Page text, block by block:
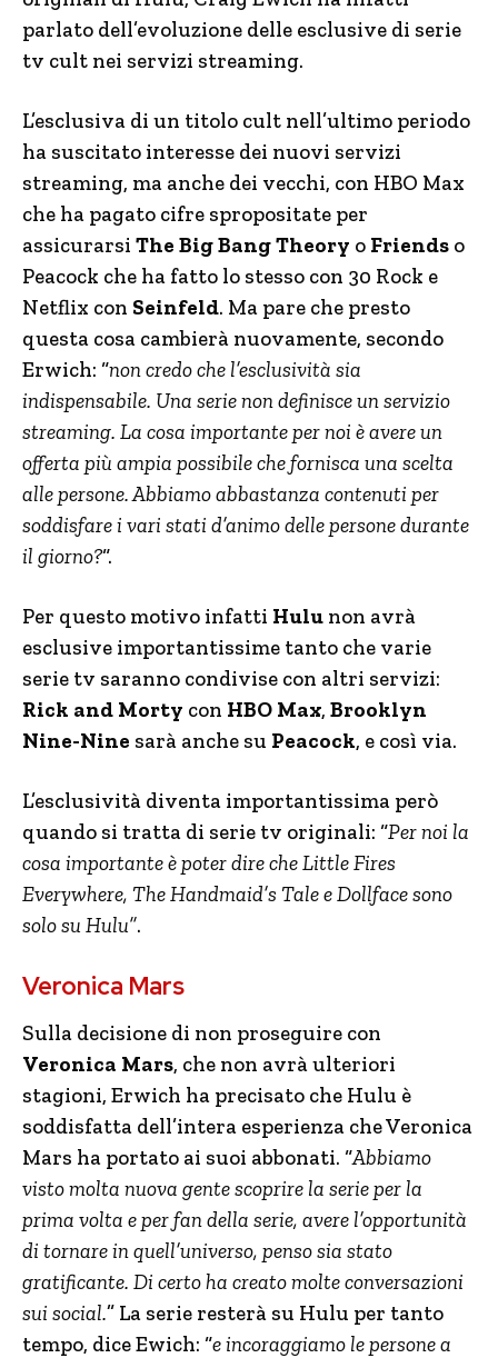
parlato dell’evoluzione delle esclusive di serie
tv cult nei servizi streaming.
L’esclusiva di un titolo cult nell’ultimo periodo
ha suscitato interesse dei nuovi servizi
streaming, ma anche dei vecchi, con HBO Max
che ha pagato cifre spropositate per
assicurarsi The Big Bang Theory o Friends o
Peacock che ha fatto lo stesso con 30 Rock e
Netflix con Seinfeld. Ma pare che presto
questa cosa cambierà nuovamente, secondo
Erwich: “non credo che l’esclusività sia
indispensabile. Una serie non definisce un servizio
streaming. La cosa importante per noi è avere un
offerta più ampia possibile che fornisca una scelta
alle persone. Abbiamo abbastanza contenuti per
soddisfare i vari stati d’animo delle persone durante
il giorno?“.
Per questo motivo infatti Hulu non avrà
esclusive importantissime tanto che varie
serie tv saranno condivise con altri servizi:
Rick and Morty con HBO Max, Brooklyn
Nine-Nine sarà anche su Peacock, e così via.
L’esclusività diventa importantissima però
quando si tratta di serie tv originali: “Per noi la
cosa importante è poter dire che Little Fires
Everywhere, The Handmaid’s Tale e Dollface sono
solo su Hulu”.
Veronica Mars
Sulla decisione di non proseguire con
Veronica Mars, che non avrà ulteriori
stagioni, Erwich ha precisato che Hulu è
soddisfatta dell’intera esperienza che Veronica
Mars ha portato ai suoi abbonati. “Abbiamo
visto molta nuova gente scoprire la serie per la
prima volta e per fan della serie, avere l’opportunità
di tornare in quell’universo, penso sia stato
gratificante. Di certo ha creato molte conversazioni
sui social.” La serie resterà su Hulu per tanto
tempo, dice Ewich: “e incoraggiamo le persone a